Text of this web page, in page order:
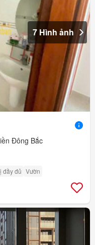
7 Hình ảnh
Đông Bắc
đầy đủ Vườn